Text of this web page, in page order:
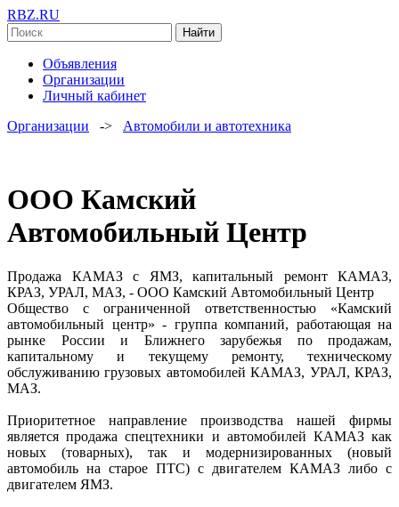
RBZ.RU
Найти
Объявления
Организации
Личный кабинет
Организации -> Автомобили и автотехника
ООО Камский
Автомобильный Центр
Продажа КАМАЗ с ЯМЗ, капитальный ремонт КАМАЗ,
КРАЗ, УРАЛ, МАЗ, - ООО Камский Автомобильный Центр
Общество с ограниченной ответственностью «Камский
автомобильный центр» - группа компаний, работающая на
рынке России и Ближнего зарубежья по продажам,
капитальному и текущему ремонту, техническому
обслуживанию грузовых автомобилей КАМАЗ, УРАЛ, КРАЗ,
МАЗ.
Приоритетное направление производства нашей фирмы
является продажа спецтехники и автомобилей КАМАЗ как
новых (товарных), так и модернизированных (новый
автомобиль на старое ПТС) с двигателем КАМАЗ либо с
двигателем ЯМЗ.